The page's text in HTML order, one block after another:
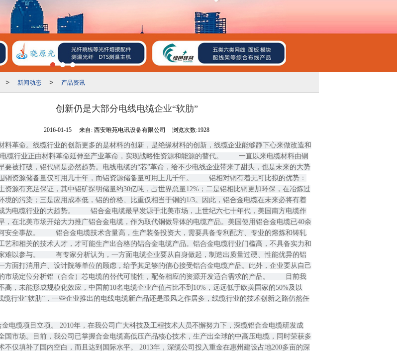
> 新闻动态 > 产品资讯
创新仍是大部分电线电缆企业“软肋”
2016-01-15 来自:西安唯苑电讯设备有限公司 浏览次数:1928
料革命。线缆行业的创新更多的是材料的创新，是绝缘材料的创新，线缆企业能够静下心来做改造和
缆行业正由材料革命延伸至产业革命，实现战略性资源和能源的替代。 　　一直以来电缆材料由铜
要被打破，铝代铜是必然趋势。电线电缆的“芯”革命，给不少电线企业带来了甜头，也是未来的大势
铜资源储备量仅可用几十年，而铝资源储备量可用上几千年。 　　铝相对铜有着无可比拟的优势：
资源有充足保证，其中铝矿探明储量约30亿吨，占世界总量12%；二是铝相比铜更加环保，在冶炼过
境的污染；三是应用成本低，铝的价格、比重仅相当于铜的1/3。因此，铝合金电缆在未来必将有着
为电缆行业的大趋势。 　　铝合金电缆最早发源于北美市场，上世纪六七十年代，美国南方电缆作
，在北美市场开始大力推广铝合金电缆，作为取代铜做导体的电缆产品。美国使用铝合金电缆已40余
安全事故。 　　铝合金电缆技术含量高，生产装备投资大，需要具备专利配方、专业的熔炼和铸轧
艺和相关的技术人才，才可能生产出合格的铝合金电缆产品。铝合金电缆行业门槛高，不具备实力和
难以参与。 　　有专家分析认为，一方面电缆企业要从自身做起，制造出质量过硬、性能优异的铝
方面打消用户、设计院等单位的顾虑，给予其足够的信心接受铝合金电缆产品。此外，企业要从自己
市场定位分析铝（合金）芯电缆的替代可能性，配备相应的资源开发适合需求的产品。 　　目前我
高，未能形成规模化效应，中国前10名电缆企业产值占比不到10%，远远低于欧美国家的50%及以
缆行业“软肋”，一些企业推出的电线电缆新产品还是跟风之作居多，线缆行业的技术创新之路仍然任
国市场。目前，我公司已掌握合金电缆高低压产品核心技术，生产出全球的中高压电缆，同时荣获多
不仅填补了国内空白，而且达到国际水平。 2013年，深缆公司投入重金在惠州建设占地200多亩的深